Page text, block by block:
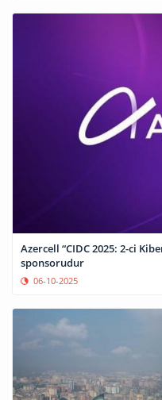
Azercell “CIDC 2025: 2-ci
sponsorudur
06-10-2025